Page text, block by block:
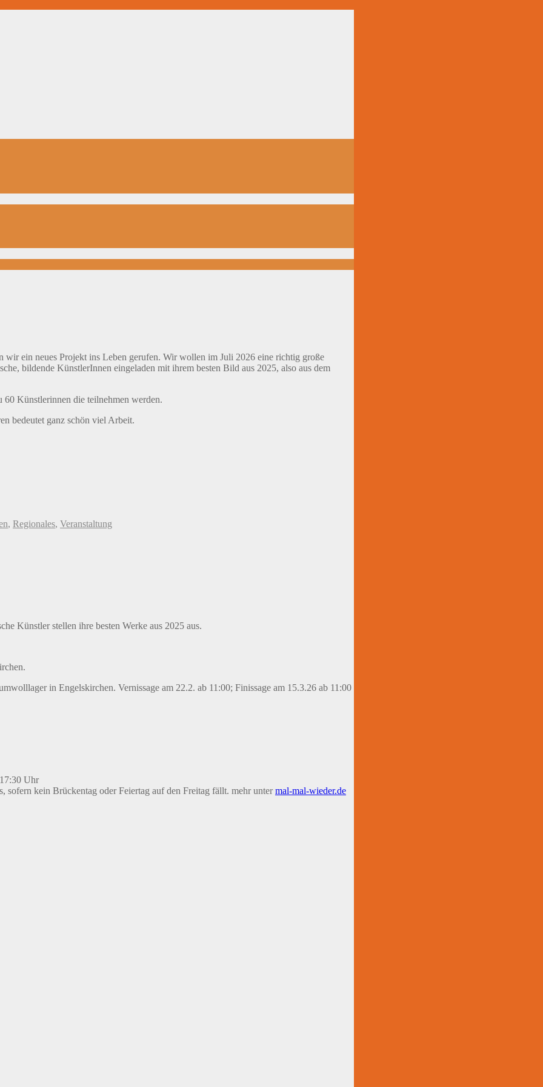
ein neues Projekt ins Leben gerufen. Wir wollen im Juli 2026 eine richtig große
bildende KünstlerInnen eingeladen mit ihrem besten Bild aus 2025, also aus dem
Künstlerinnen die teilnehmen werden.
bedeutet ganz schön viel Arbeit.
, Regionales, Veranstaltung
Künstler stellen ihre besten Werke aus 2025 aus.
in Engelskirchen. Vernissage am 22.2. ab 11:00; Finissage am 15.3.26 ab 11:00
Uhr
sofern kein Brückentag oder Feiertag auf den Freitag fällt. mehr untermal-mal-wieder.de